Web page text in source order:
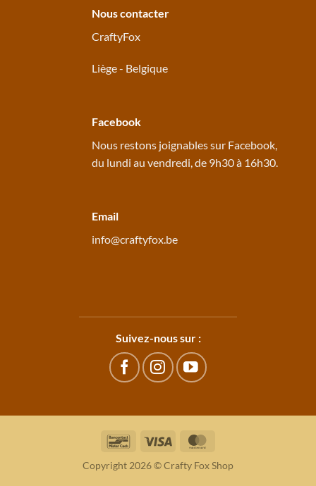
Nous contacter
CraftyFox
Liège - Belgique
Facebook
Nous restons joignables sur Facebook,
du lundi au vendredi, de 9h30 à 16h30.
Email
info@craftyfox.be
Suivez-nous sur :
BancontactVisa
Copyright 2026 © Crafty Fox Shop